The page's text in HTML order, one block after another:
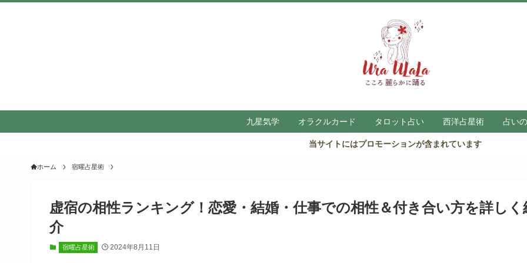
九星気学 オラクルカード タロット占い 西洋占星術 占い
当サイトにはプロモーションが含まれています
ホーム 宿曜占星術
虚宿の相性ランキング！恋愛・結婚・仕事での相性＆付き合い方を詳しく
介
宿曜占星術 2024年8月11日